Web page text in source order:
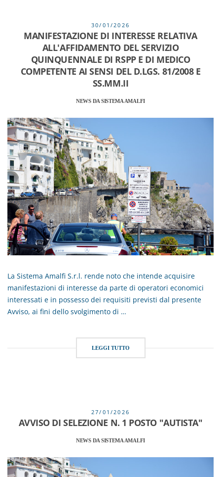
30/01/2026
MANIFESTAZIONE DI INTERESSE RELATIVA
ALL'AFFIDAMENTO DEL SERVIZIO
QUINQUENNALE DI RSPP E DI MEDICO
COMPETENTE AI SENSI DEL D.LGS. 81/2008 E
SS.MM.II
NEWS DA SISTEMA AMALFI
La Sistema Amalfi S.r.l. rende noto che intende acquisire
manifestazioni di interesse da parte di operatori economici
interessati e in possesso dei requisiti previsti dal presente
Avviso, ai fini dello svolgimento di …
LEGGI TUTTO
27/01/2026
AVVISO DI SELEZIONE N. 1 POSTO "AUTISTA"
NEWS DA SISTEMA AMALFI